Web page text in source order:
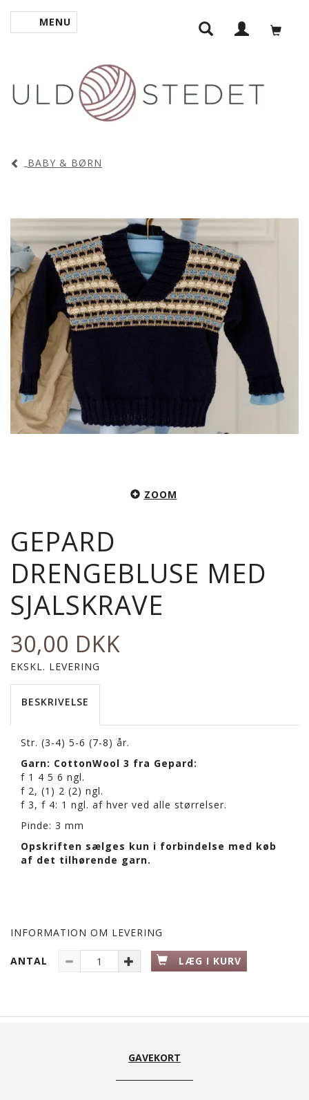
SKIFTE NAVIGATION
MENU
BABY & BØRN
ZOOM
GEPARD
DRENGEBLUSE MED
SJALSKRAVE
30,00 DKK
EKSKL. LEVERING
BESKRIVELSE
Str. (3-4) 5-6 (7-8) år.
Garn: CottonWool 3 fra Gepard:
f 1 4 5 6 ngl.
f 2, (1) 2 (2) ngl.
f 3, f 4: 1 ngl. af hver ved alle størrelser.
Pinde: 3 mm
Opskriften sælges kun i forbindelse med køb
af det tilhørende garn.
INFORMATION OM LEVERING
ANTAL LÆG I KURV
GAVEKORT